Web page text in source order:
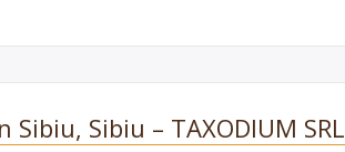
Sibiu – TAXODIUM SRL